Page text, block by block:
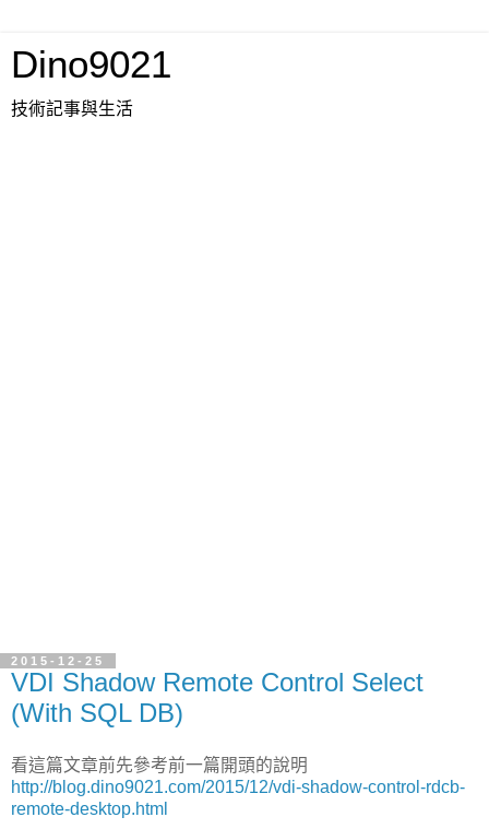
Dino9021
技術記事與生活
2015-12-25
VDI Shadow Remote Control Select
(With SQL DB)
看這篇文章前先參考前一篇開頭的說明
http://blog.dino9021.com/2015/12/vdi-shadow-control-rdcb-
remote-desktop.html